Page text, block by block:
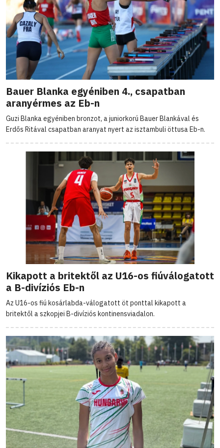
Bauer Blanka egyéniben 4., csapatban
aranyérmes az Eb-n
Guzi Blanka egyéniben bronzot, a juniorkorú Bauer Blankával és
Erdős Ritával csapatban aranyat nyert az isztambuli öttusa Eb-n.
Kikapott a britektől az U16-os fiúválogatott
a B-divíziós Eb-n
Az U16-os fiú kosárlabda-válogatott öt ponttal kikapott a
britektől a szkopjei B-divíziós kontinensviadalon.